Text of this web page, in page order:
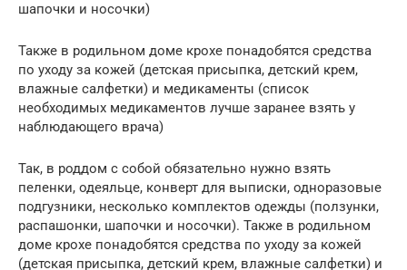
шапочки и носочки)
Также в родильном доме крохе понадобятся средства
по уходу за кожей (детская присыпка, детский крем,
влажные салфетки) и медикаменты (список
необходимых медикаментов лучше заранее взять у
наблюдающего врача)
Так, в роддом с собой обязательно нужно взять
пеленки, одеяльце, конверт для выписки, одноразовые
подгузники, несколько комплектов одежды (ползунки,
распашонки, шапочки и носочки). Также в родильном
доме крохе понадобятся средства по уходу за кожей
(детская присыпка, детский крем, влажные салфетки) и